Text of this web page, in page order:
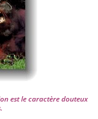
est le carac­tère dou­teux